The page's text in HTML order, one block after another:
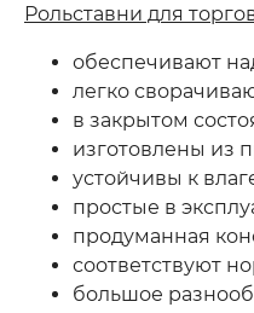
Рольставни для
обеспечивают
легко
в закрытом
изготовлены из
устойчивы к
простые в
продуманная
соответствуют
большое